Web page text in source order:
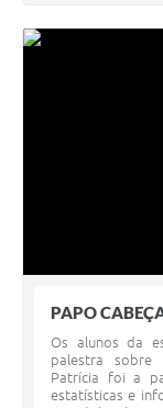
PAPO
Os alunos da
palestra sobre
Patrícia foi a
estatísticas e